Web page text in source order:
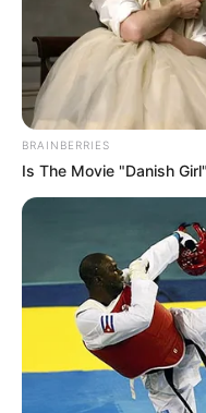
BRAINBERRIES
Is The Movie "Danish